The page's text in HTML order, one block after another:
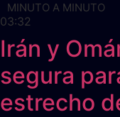
MINUTO A MINUTO
03:32
Irán y
segura
estrecho